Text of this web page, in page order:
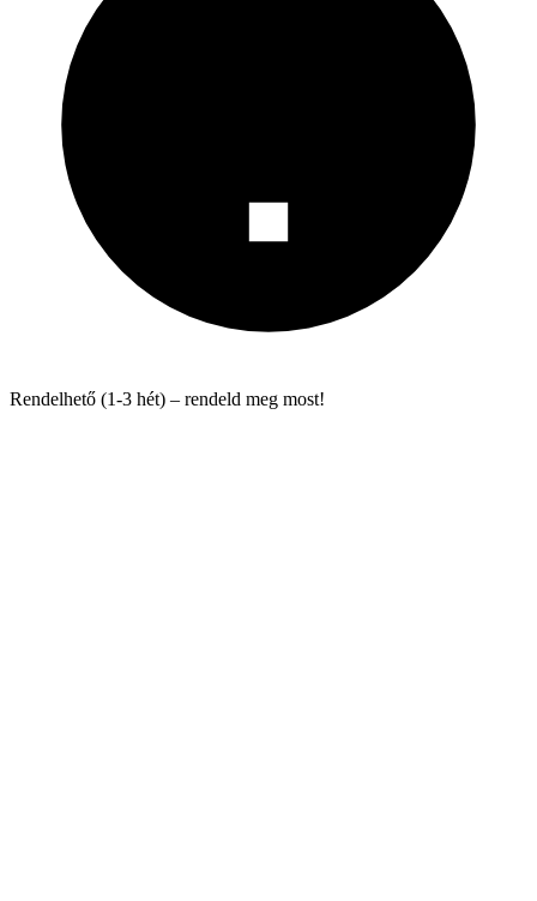
Rendelhető (1-3 hét) – rendeld meg most!